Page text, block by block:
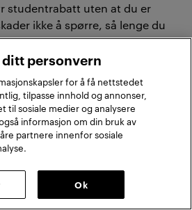
studentrabatt uten at du er
ikke å spørre, så lenge du
sparer du noen kroner her og
som er listet opp i denne
med andre rabatter endres
som tilbyr dem, så gjerne
med for flere gode
personvern
for å få nettstedet
tilpasse innhold og annonser,
til sosiale medier og analysere
informasjon om din bruk av
partnere innenfor sosiale
Ok